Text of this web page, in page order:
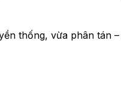
thống, vừa phân tán